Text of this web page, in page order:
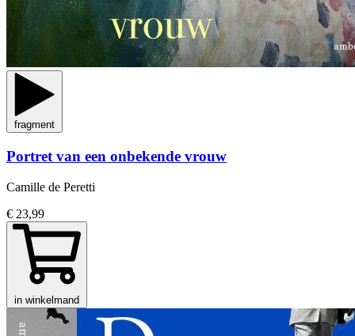
fragment
Portret van een onbekende vrouw
Camille de Peretti
€ 23,99
in winkelmand